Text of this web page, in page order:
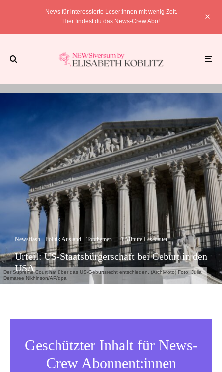
News für interessierte Leser:innen mit wenig Zeit.
Hier findest du das News-Crew Abo!
Der Supreme Court hat über das US-Geburtsrecht entschieden. (Archivfoto) Foto: Julia
Demaree Nikhinson/AP/dpa
Newsflash Politik Ausland Topthemen · 1 Minute Lesedauer
Urteil: US-Staatsbürgerschaft bei Geburt in den
USA
Geschützter Inhalt für News-
Crew Abonnent:innen